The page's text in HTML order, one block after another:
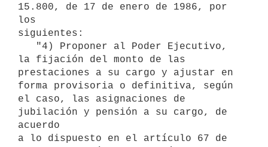
15.800, de 17 de enero de 1986, por
los
siguientes:
la fijación del monto de las
prestaciones a su cargo y ajustar en
forma provisoria o definitiva, según
el caso, las asignaciones de
jubilación y pensión a su cargo, de
acuerdo
a lo dispuesto en el artículo 67 de